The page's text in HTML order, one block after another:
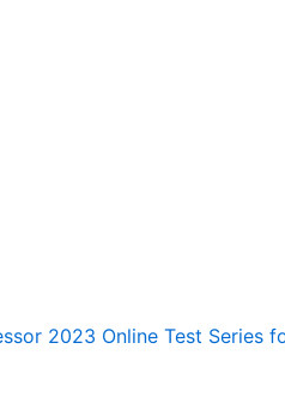
2023 Online Test Series